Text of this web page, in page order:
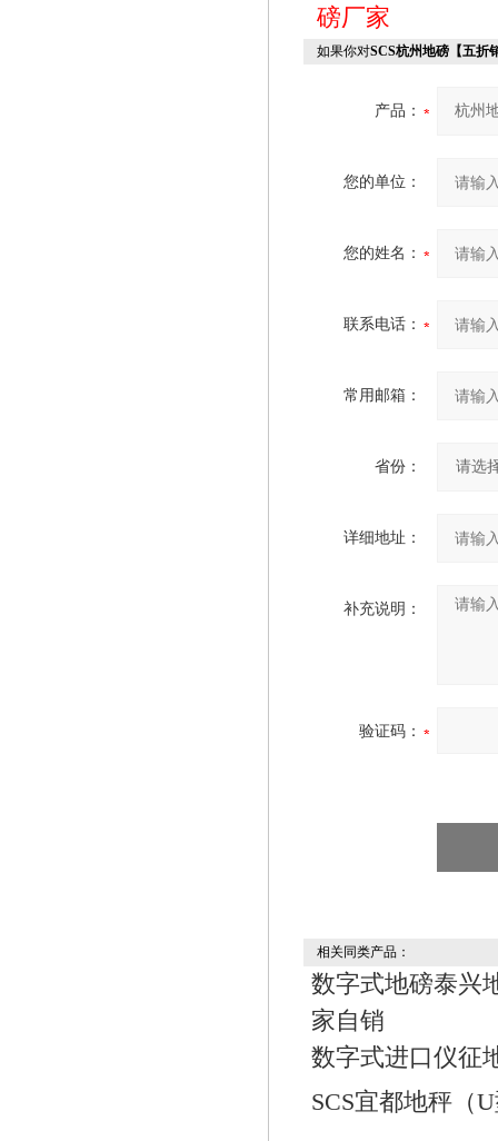
磅厂家
如果你对SCS杭州地磅【五折
产品：
您的单位：
您的姓名：
联系电话：
常用邮箱：
省份：
详细地址：
补充说明：
验证码：
相关同类产品：
数字式地磅泰兴
家自销
数字式进口仪征
SCS宜都地秤（